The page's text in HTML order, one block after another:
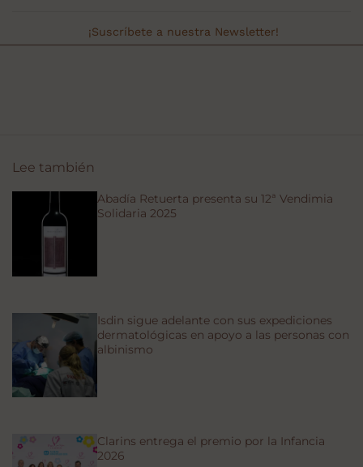
¡Suscríbete a nuestra Newsletter!
Lee también
Abadía Retuerta presenta su 12ª Vendimia
Solidaria 2025
Isdin sigue adelante con sus expediciones
dermatológicas en apoyo a las personas con
albinismo
Clarins entrega el premio por la Infancia
2026